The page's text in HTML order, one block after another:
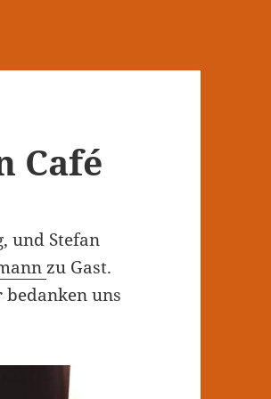
Café
und Stefan
zu Gast.
bedanken uns